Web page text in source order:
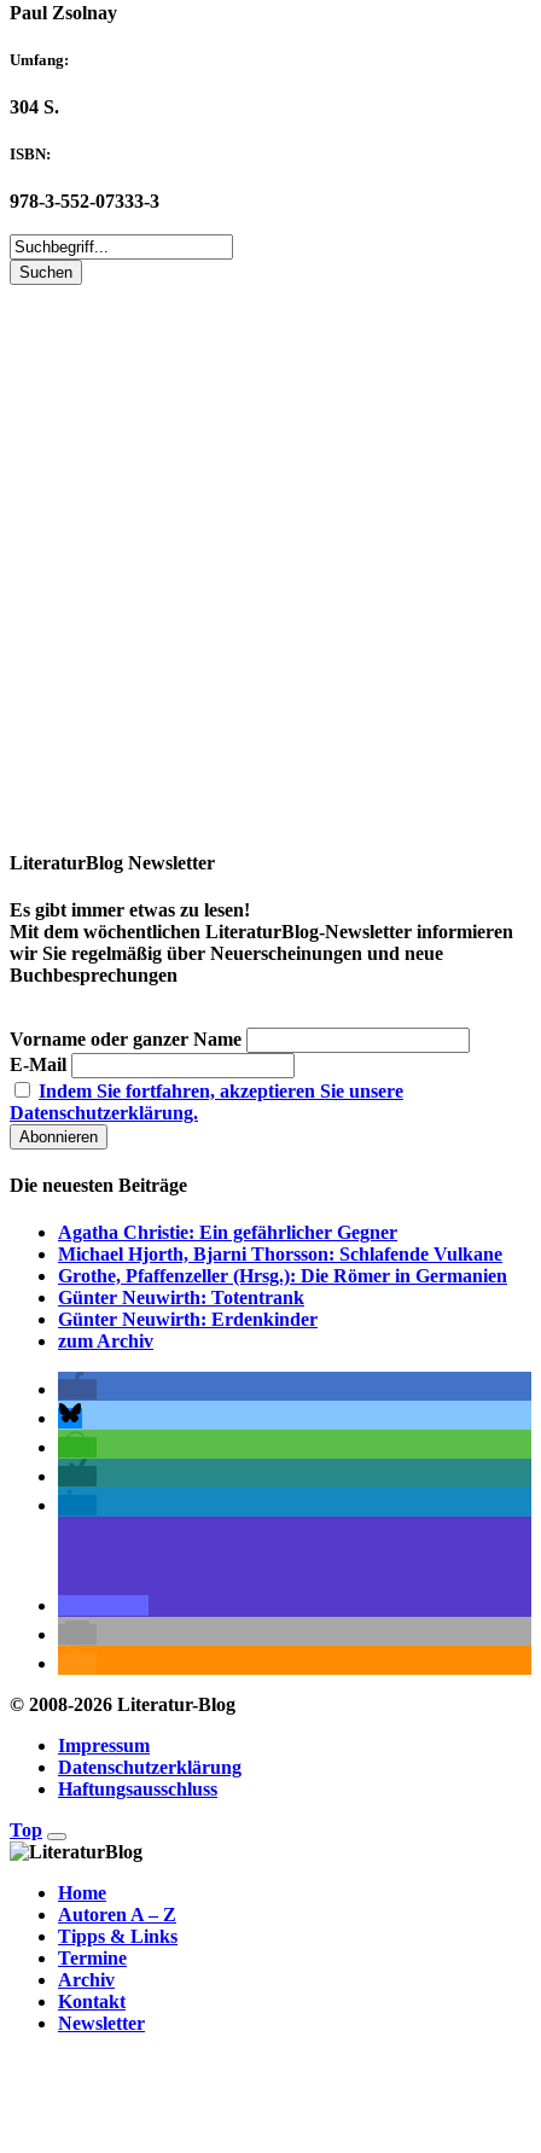
Paul Zsolnay
Umfang:
304 S.
ISBN:
978-3-552-07333-3
LiteraturBlog Newsletter
Es gibt immer etwas zu lesen!
Mit dem wöchentlichen LiteraturBlog-Newsletter informieren
wir Sie regelmäßig über Neuerscheinungen und neue
Buchbesprechungen
Vorname oder ganzer Name
E-Mail
Indem Sie fortfahren, akzeptieren Sie unsere
Datenschutzerklärung.
Die neuesten Beiträge
Agatha Christie: Ein gefährlicher Gegner
Michael Hjorth, Bjarni Thorsson: Schlafende Vulkane
Grothe, Pfaffenzeller (Hrsg.): Die Römer in Germanien
Günter Neuwirth: Totentrank
Günter Neuwirth: Erdenkinder
zum Archiv
© 2008-2026 Literatur-Blog
Impressum
Datenschutzerklärung
Haftungsausschluss
Top
Home
Autoren A – Z
Tipps & Links
Termine
Archiv
Kontakt
Newsletter